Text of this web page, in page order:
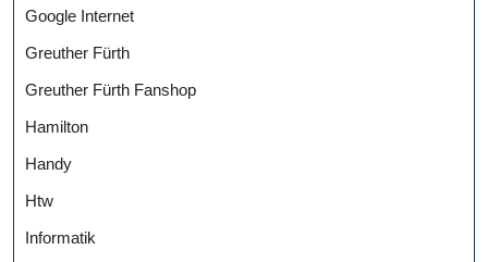
Google Internet
Greuther Fürth
Greuther Fürth Fanshop
Hamilton
Handy
Htw
Informatik